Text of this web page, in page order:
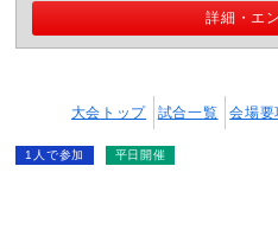
詳細・エ
大会トップ 試合一覧 会場要
1人で参加 平日開催